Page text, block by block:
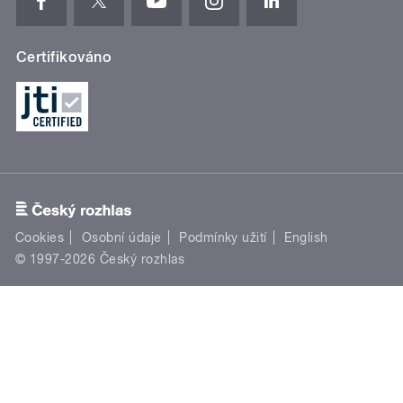
Certifikováno
Cookies Osobní údaje Podmínky užití
English
© 1997-2026 Český rozhlas